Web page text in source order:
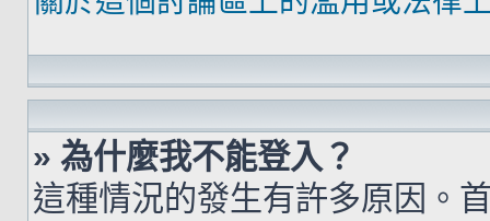
» 為什麼我不能登入？
這種情況的發生有許多原因。